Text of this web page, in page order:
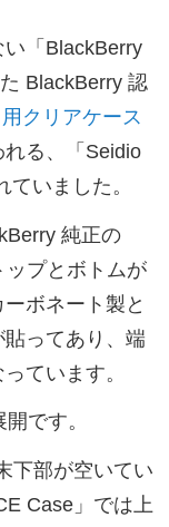
「BlackBerry
BlackBerry 認
クリアケース
る、「Seidio
いました。
純正の
ップとボトムが
ボネート製と
ってあり、端
ています。
です。
下部が空いてい
Case」では上